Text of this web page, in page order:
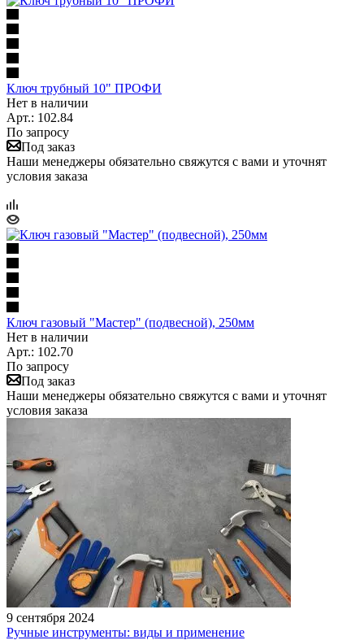
Ключ трубный 10" ПРОФИ
Нет в наличии
Арт.: 102.84
По запросу
Под заказ
Наши менеджеры обязательно свяжутся с вами и уточнят
условия заказа
Ключ газовый "Мастер" (подвесной), 250мм
Нет в наличии
Арт.: 102.70
По запросу
Под заказ
Наши менеджеры обязательно свяжутся с вами и уточнят
условия заказа
9 сентября 2024
Ручные инструменты: виды и применение